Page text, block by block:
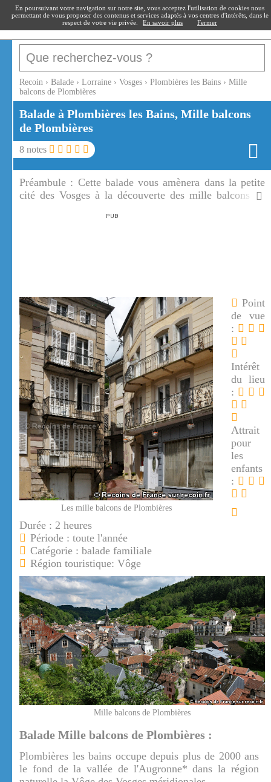
recoin.fr
Recoin › Balade › Lorraine › Vosges › Plombières les Bains › Mille
balcons de Plombières
Balade à Plombières les Bains, Mille balcons
de Plombières
8 notes
Préambule : Cette balade vous amènera dans la petite
cité des Vosges à la découverte des mille balcons de
les Bains est réputée pour son thermalisme, ses mille
Les mille balcons de Plombières
Point
de vue
:
Intérêt
du lieu
:
Attrait
pour
les
enfants
:
Durée : 2 heures
Période : toute l'année
Catégorie : balade familiale
Région touristique: Vôge
Mille balcons de Plombières
Balade Mille balcons de Plombières :
Plombières les bains occupe depuis plus de 2000 ans
le fond de la vallée de l'Augronne* dans la région
En poursuivant votre navigation sur notre site, vous acceptez l'utilisation de cookies nous
permettant de vous proposer des contenus et services adaptés à vos centres d'intérêts, dans le
respect de votre vie privée.
En savoir plus Fermer